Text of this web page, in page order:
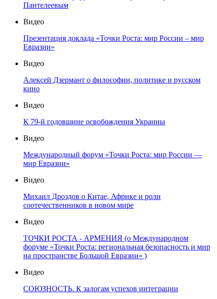
Пантелеевым
Видео
Презентация доклада «Точки Роста: мир России – мир
Евразии»
Видео
Алексей Дзермант о философии, политике и русском
кино
Видео
К 79-й годовщине освобождения Украины
Видео
Международный форум «Точки Роста: мир России —
мир Евразии»
Видео
Михаил Дроздов о Китае, Африке и роли
соотечественников в новом мире
Видео
ТОЧКИ РОСТА - АРМЕНИЯ (о Международном
форуме «Точки Роста: региональная безопасность и мир
на пространстве Большой Евразии» )
Видео
СОЮЗНОСТЬ. К залогам успехов интеграции